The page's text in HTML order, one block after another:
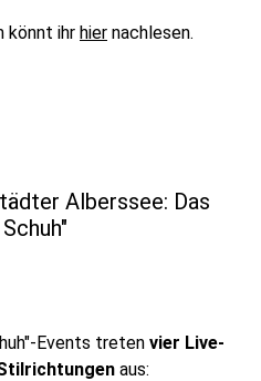
könnt ihr hier nachlesen.
Alberssee: Das
Events treten vier Live-
aus: